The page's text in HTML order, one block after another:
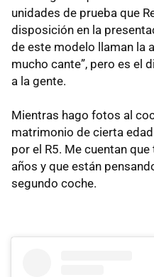
unidades de prueba que
disposición en la
de este modelo llaman la
mucho cante”, pero es el
a la gente.
Mientras hago fotos al
matrimonio de cierta
por el R5. Me cuentan
años y que están
segundo coche.